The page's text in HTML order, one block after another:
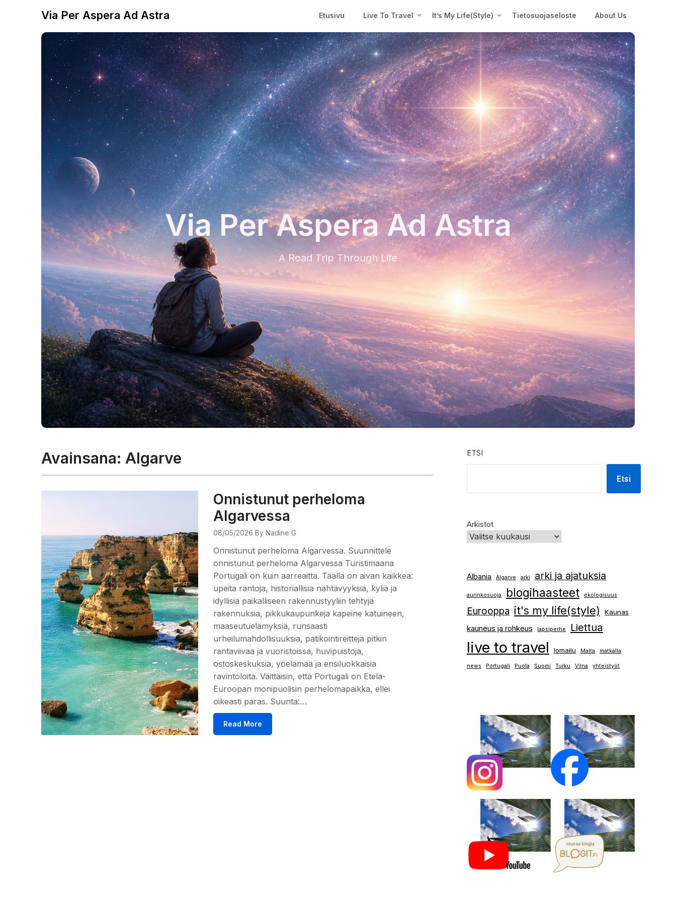
Via Per Aspera Ad Astra Etusivu Live To Travel It’s My Life(Style) Tietosuojaseloste About Us
Via Per Aspera Ad Astra
A Road Trip Through Life
Avainsana: Algarve
Onnistunut perheloma
Algarvessa
08/05/2026 By Nadine G
Onnistunut perheloma Algarvessa. Suunnittele
onnistunut perheloma Algarvessa Turistimaana
Portugali on kuin aarreaitta. Täällä on aivan kaikkea:
upeita rantoja, historiallisia nähtävyyksiä, kyliä ja
idyllisiä paikalliseen rakennustyyliin tehtyjä
rakennuksia, pikkukaupunkeja kapeine katuineen,
maaseutuelämyksiä, runsaasti
urheilumahdollisuuksia, patikointireittejä pitkin
rantaviivaa ja vuoristoissa, huvipuistoja,
ostoskeskuksia, yöelämää ja ensiluokkaisia
ravintoloita. Väittäisin, että Portugali on Etelä-
Euroopan monipuolisin perhelomapaikka, ellei
oikeasti paras. Suunta:…
Read More
ETSI
Etsi
Arkistot
Albania Algarve arki arki ja ajatuksia
aurinkosuoja blogihaasteet ekologisuus
Eurooppa it's my life(style) Kaunas
kauneus ja rohkeus lapsiperhe Liettua
live to travel lomailu Malta matkalla
news Portugali Puola Suomi Turku Vilna yhteistyöt